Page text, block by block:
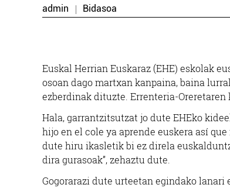
admin Bidasoa
Euskal Herrian Euskaraz (EHE) eskolak
osoan dago martxan kanpaina, baina
ezberdinak dituzte. Errenteria-
Hala, garrantzitsutzat jo dute EHEko
hijo en el cole ya aprende euskera así
dute hiru ikasletik bi ez direla
dira gurasoak”, zehaztu dute.
Gogorarazi dute urteetan egindako lanari